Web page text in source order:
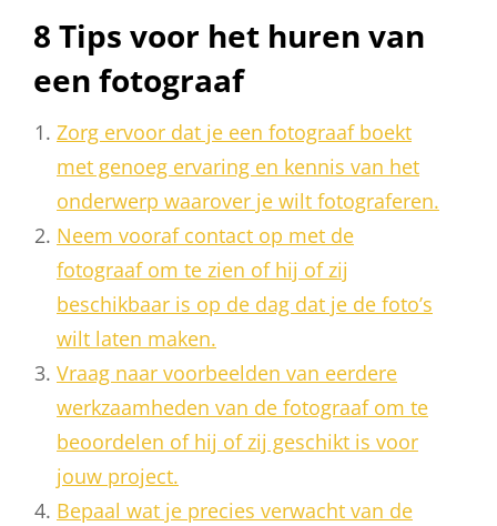
8 Tips voor het huren van
een fotograaf
Zorg ervoor dat je een fotograaf boekt
met genoeg ervaring en kennis van het
onderwerp waarover je wilt fotograferen.
Neem vooraf contact op met de
fotograaf om te zien of hij of zij
beschikbaar is op de dag dat je de foto’s
wilt laten maken.
Vraag naar voorbeelden van eerdere
werkzaamheden van de fotograaf om te
beoordelen of hij of zij geschikt is voor
jouw project.
Bepaal wat je precies verwacht van de